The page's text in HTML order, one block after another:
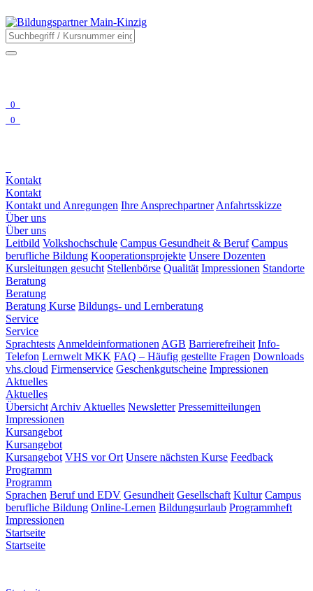
0
0
Kontakt
Kontakt
Kontakt und Anregungen Ihre Ansprechpartner Anfahrtsskizze
Über uns
Über uns
Leitbild Volkshochschule Campus Gesundheit & Beruf Campus
berufliche Bildung Kooperationsprojekte Unsere Dozenten
Kursleitungen gesucht Stellenbörse Qualität Impressionen Standorte
Beratung
Beratung
Beratung Kurse Bildungs- und Lernberatung
Service
Service
Sprachtests Anmeldeinformationen AGB Barrierefreiheit Info-
Telefon Lernwelt MKK FAQ – Häufig gestellte Fragen Downloads
vhs.cloud Firmenservice Geschenkgutscheine Impressionen
Aktuelles
Aktuelles
Übersicht Archiv Aktuelles Newsletter Pressemitteilungen
Impressionen
Kursangebot
Kursangebot
Kursangebot VHS vor Ort Unsere nächsten Kurse Feedback
Programm
Programm
Sprachen Beruf und EDV Gesundheit Gesellschaft Kultur Campus
berufliche Bildung Online-Lernen Bildungsurlaub Programmheft
Impressionen
Startseite
Startseite